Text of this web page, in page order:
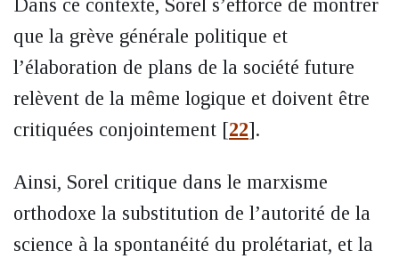
Dans ce contexte, Sorel s’efforce de montrer
que la grève générale politique et
l’élaboration de plans de la société future
relèvent de la même logique et doivent être
critiquées conjointement [22].
Ainsi, Sorel critique dans le marxisme
orthodoxe la substitution de l’autorité de la
science à la spontanéité du prolétariat, et la